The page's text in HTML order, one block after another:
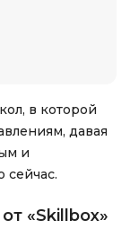
в которой
давая
и
сейчас.
«Skillbox»